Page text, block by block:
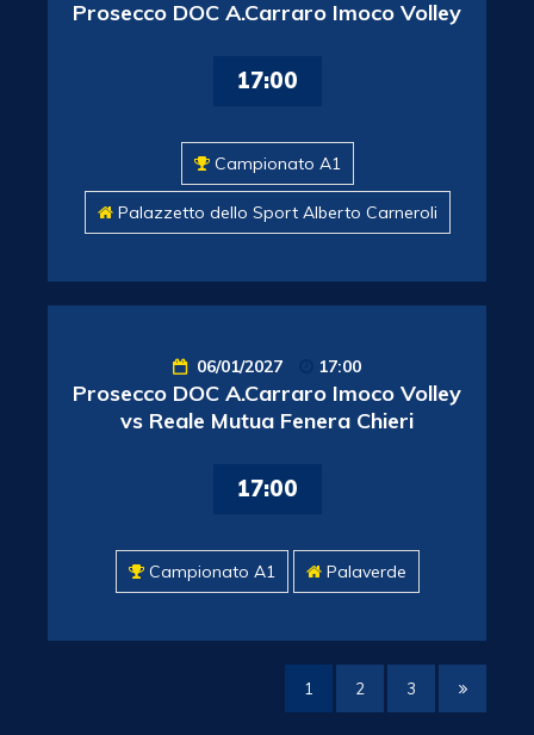
Prosecco DOC A.Carraro Imoco Volley
17:00
Campionato A1
Palazzetto dello Sport Alberto Carneroli
06/01/2027 17:00
Prosecco DOC A.Carraro Imoco Volley
vs Reale Mutua Fenera Chieri
17:00
Campionato A1 Palaverde
1 2 3